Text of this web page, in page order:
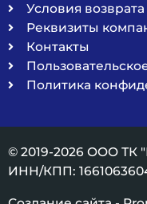
Условия возврата
Реквизиты
Контакты
Политика
© 2019-2026 ООО ТК
ИНН/КПП: 1661063604